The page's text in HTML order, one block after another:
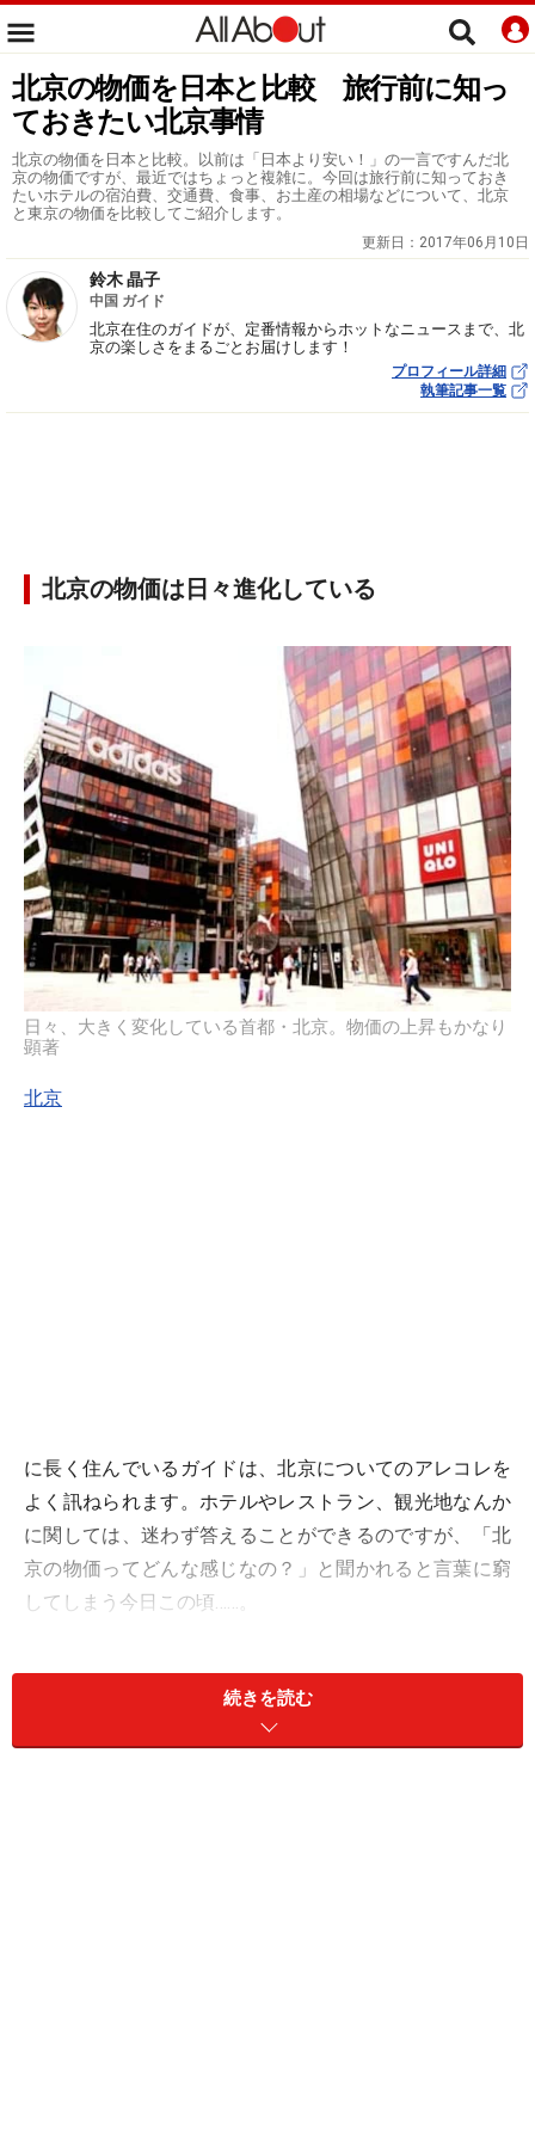
北京の物価を日本と比較 旅行前に知っ
ておきたい北京事情
北京の物価を日本と比較。以前は「日本より安い！」の一言ですんだ北
京の物価ですが、最近ではちょっと複雑に。今回は旅行前に知っておき
たいホテルの宿泊費、交通費、食事、お土産の相場などについて、北京
と東京の物価を比較してご紹介します。
更新日： 2017年06月10日
鈴木 晶子
中国 ガイド
北京在住のガイドが、定番情報からホットなニュースまで、北
京の楽しさをまるごとお届けします！
プロフィール詳細
執筆記事一覧
北京の物価は日々進化している
日々、大きく変化している首都・北京。物価の上昇もかなり
顕著
北京
に長く住んでいるガイドは、北京についてのアレコレを
よく訊ねられます。ホテルやレストラン、観光地なんか
に関しては、迷わず答えることができるのですが、「北
京の物価ってどんな感じなの？」と聞かれると言葉に窮
してしまう今日この頃……。
90年代までは、「日本よりずっと安い！」の一言ですん
だのですが、最近は、「高いモノもあるし、安いモノも
ある」とちょっと複雑に。ここでは、そんな近々の北京
続きを読む